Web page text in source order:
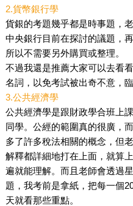
2.貨幣銀行學
貨銀的考題幾乎都是時事題，
中央銀行目前在探討的議題，
所以不需要另外購買或整理。
不過我還是推薦大家可以去看
名詞，以免考試被出奇不意，
3.公共經濟學
公共經濟學是跟財政學合班上
同學。公經的範圍真的很廣，
多了許多稅法相關的概念，但
解釋都詳細地打在上面，就算
遍就能理解。而且老師會透過
題，我考前是拿紙，把每一個
天就看那些重點。